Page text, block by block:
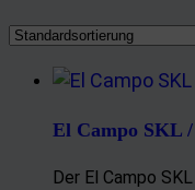
El Campo SKL
Der El Campo